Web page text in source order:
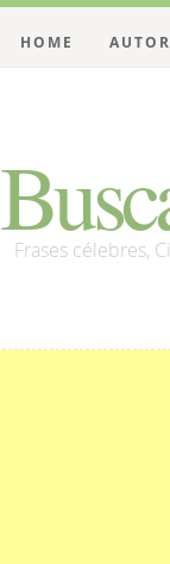
Frases célebres,
HOME